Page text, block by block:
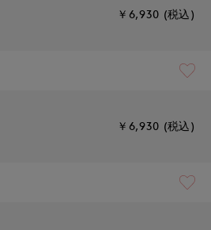
￥6,930 (税込)
￥6,930 (税込)